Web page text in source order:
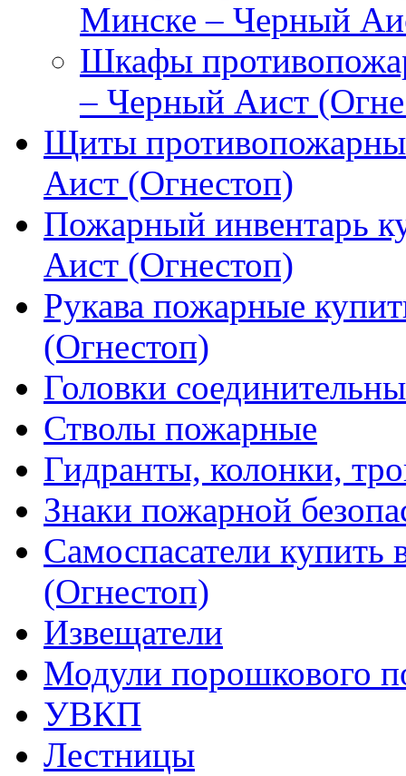
Минске – Черный
Шкафы
– Черный Аист
Щиты
Аист (Огнестоп)
Пожарный инвентарь
Аист (Огнестоп)
Рукава пожарные
(Огнестоп)
Головки
Стволы пожарные
Гидранты, колонки,
Знаки пожарной
Самоспасатели
(Огнестоп)
Извещатели
Модули порошкового
УВКП
Лестницы